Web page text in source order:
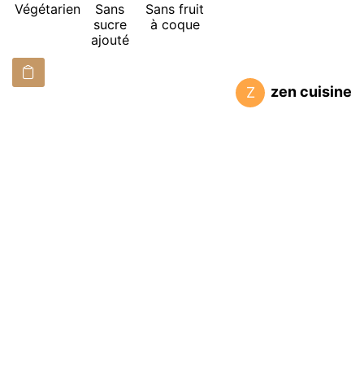
Végétarien
Sans
sucre
ajouté
Sans fruit
à coque
Z zen cuisine